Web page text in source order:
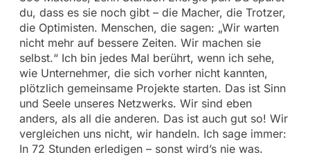
du, dass es sie noch gibt – die Macher, die Trotzer,
die Optimisten. Menschen, die sagen: „Wir warten
nicht mehr auf bessere Zeiten. Wir machen sie
selbst.“ Ich bin jedes Mal berührt, wenn ich sehe,
wie Unternehmer, die sich vorher nicht kannten,
plötzlich gemeinsame Projekte starten. Das ist Sinn
und Seele unseres Netzwerks. Wir sind eben
anders, als all die anderen. Das ist auch gut so! Wir
vergleichen uns nicht, wir handeln. Ich sage immer:
In 72 Stunden erledigen – sonst wird’s nie was.